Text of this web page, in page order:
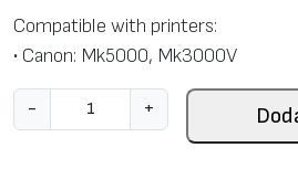
Compatible with printers:
• Сanon: Mk5000, Mk3000V
-
l
+